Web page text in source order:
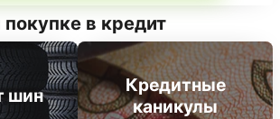
в кредит
шин
Кредитные
каникулы